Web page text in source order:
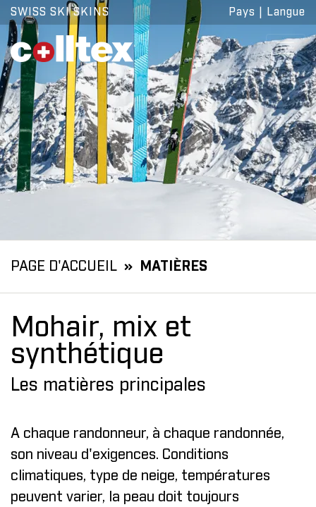
SWISS SKI SKINS Pays Langue
PAGE D'ACCUEIL MATIÈRES
Mohair, mix et
synthétique
Les matières principales
A chaque randonneur, à chaque randonnée,
son niveau d'exigences. Conditions
climatiques, type de neige, températures
peuvent varier, la peau doit toujours